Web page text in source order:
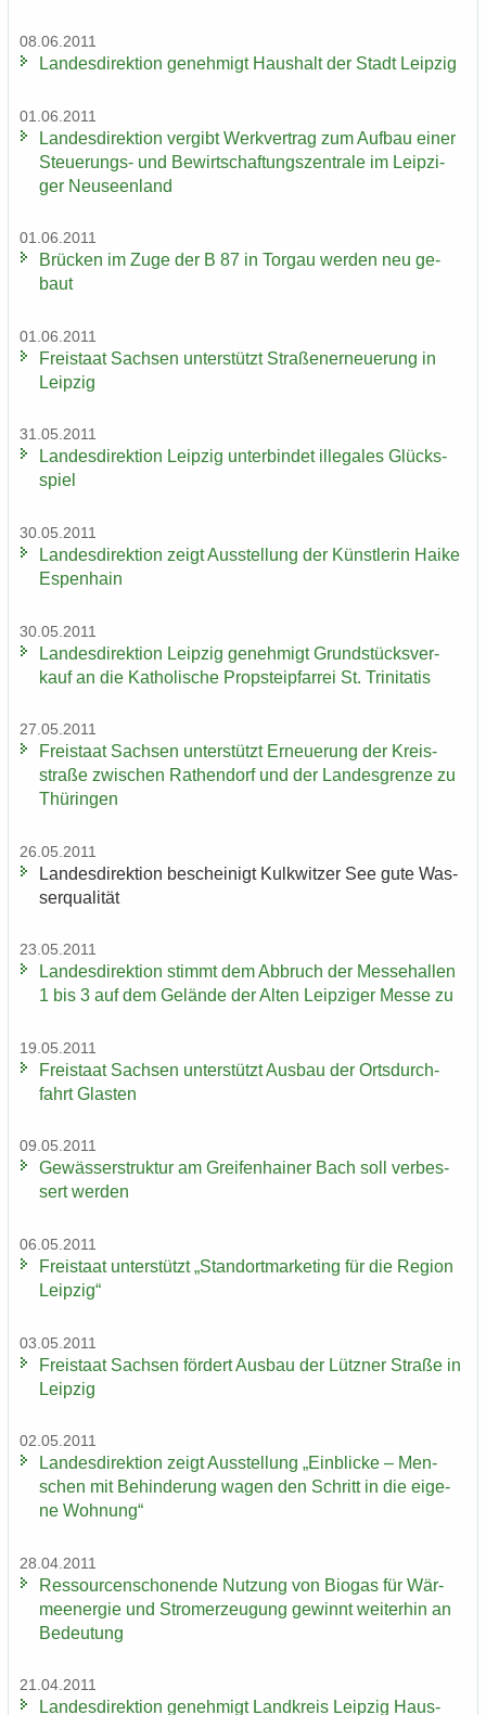
08.06.2011
Lan­des­di­rek­ti­on ge­neh­migt Haus­halt der Stadt Leip­zig
01.06.2011
Lan­des­di­rek­ti­on ver­gibt Werk­ver­trag zum Auf­bau einer
Steuerungs-​ und Be­wirt­schaf­tungs­zen­tra­le im Leip­zi­
ger Neu­seen­land
01.06.2011
Brü­cken im Zuge der B 87 in Tor­gau wer­den neu ge­
baut
01.06.2011
Frei­staat Sach­sen un­ter­stützt Stra­ßen­er­neue­rung in
Leip­zig
31.05.2011
Lan­des­di­rek­ti­on Leip­zig un­ter­bin­det il­le­ga­les Glücks­
spiel
30.05.2011
Lan­des­di­rek­ti­on zeigt Aus­stel­lung der Künst­le­rin Haike
Es­pen­hain
30.05.2011
Lan­des­di­rek­ti­on Leip­zig ge­neh­migt Grund­stücks­ver­
kauf an die Ka­tho­li­sche Propstei­pfar­rei St. Tri­ni­ta­tis
27.05.2011
Frei­staat Sach­sen un­ter­stützt Er­neue­rung der Kreis­
stra­ße zwi­schen Ra­then­dorf und der Lan­des­gren­ze zu
Thü­rin­gen
26.05.2011
Lan­des­di­rek­ti­on be­schei­nigt Kulk­wit­zer See gute Was­
ser­qua­li­tät
23.05.2011
Lan­des­di­rek­ti­on stimmt dem Ab­bruch der Mes­se­hal­len
1 bis 3 auf dem Ge­län­de der Alten Leip­zi­ger Messe zu
19.05.2011
Frei­staat Sach­sen un­ter­stützt Aus­bau der Orts­durch­
fahrt Glas­ten
09.05.2011
Ge­wäs­ser­struk­tur am Grei­fen­hai­ner Bach soll ver­bes­
sert wer­den
06.05.2011
Frei­staat un­ter­stützt „Stand­ort­mar­ke­ting für die Re­gi­on
Leip­zig“
03.05.2011
Frei­staat Sach­sen för­dert Aus­bau der Lütz­ner Stra­ße in
Leip­zig
02.05.2011
Lan­des­di­rek­ti­on zeigt Aus­stel­lung „Ein­bli­cke – Men­
schen mit Be­hin­de­rung wagen den Schritt in die ei­ge­
ne Woh­nung“
28.04.2011
Res­sour­cen­scho­nen­de Nut­zung von Bio­gas für Wär­
me­en­er­gie und Strom­erzeu­gung ge­winnt wei­ter­hin an
Be­deu­tung
21.04.2011
Lan­des­di­rek­ti­on ge­neh­migt Land­kreis Leip­zig Haus­